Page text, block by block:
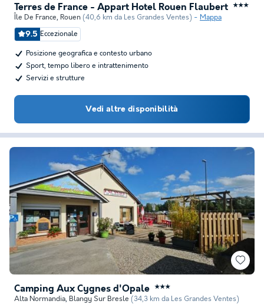
Terres de France - Appart Hotel Rouen Flaubert ★★★
Île De France, Rouen (40,6 km da Les Grandes Ventes) Mappa
9.5 Eccezionale
Posizione geografica e contesto urbano
Sport, tempo libero e intrattenimento
Servizi e strutture
Vedi altre disponibilità
Camping Aux Cygnes d'Opale ★★★
Alta Normandia, Blangy Sur Bresle (34,3 km da Les Grandes Ventes)